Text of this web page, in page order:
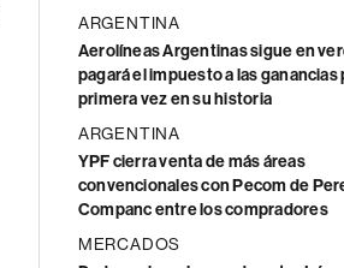
ARGENTINA
Aerolíneas Argentinas sigue en
pagará el impuesto a las ganancias
primera vez en su historia
ARGENTINA
YPF cierra venta de más áreas
convencionales con Pecom de
Companc entre los compradores
MERCADOS